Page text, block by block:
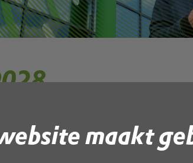
maakt
link om het document te downloaden.